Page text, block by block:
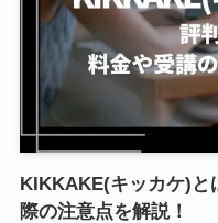
KIKKAKE(キッカケ)と
際の注意点を解説！